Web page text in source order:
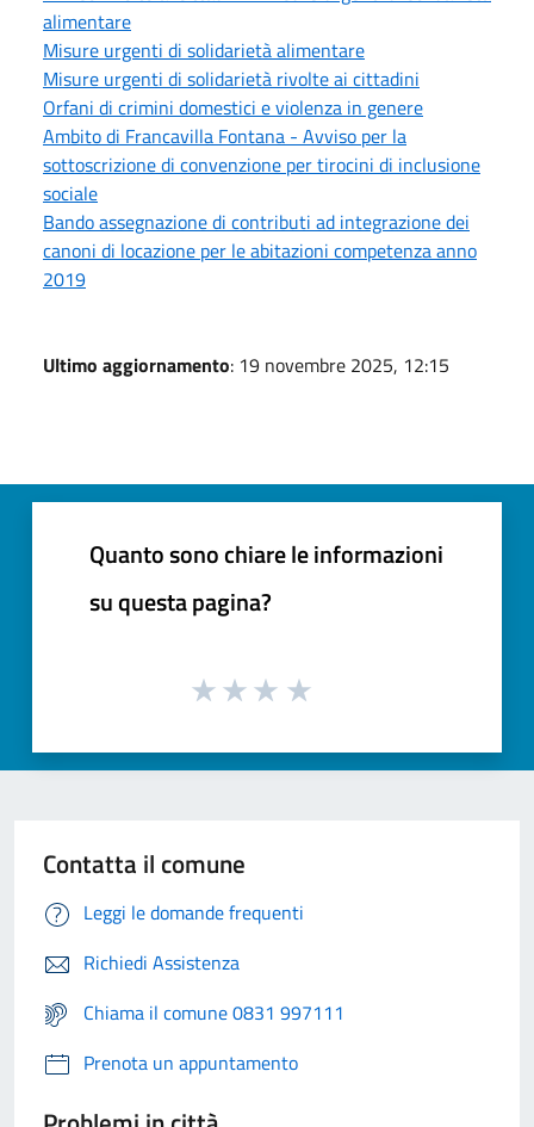
alimentare
Misure urgenti di solidarietà alimentare
Misure urgenti di solidarietà rivolte ai cittadini
Orfani di crimini domestici e violenza in genere
Ambito di Francavilla Fontana - Avviso per la
sottoscrizione di convenzione per tirocini di inclusione
sociale
Bando assegnazione di contributi ad integrazione dei
canoni di locazione per le abitazioni competenza anno
2019
Ultimo aggiornamento: 19 novembre 2025, 12:15
Quanto sono chiare le informazioni
su questa pagina?
Contatta il comune
Leggi le domande frequenti
Richiedi Assistenza
Chiama il comune 0831 997111
Prenota un appuntamento